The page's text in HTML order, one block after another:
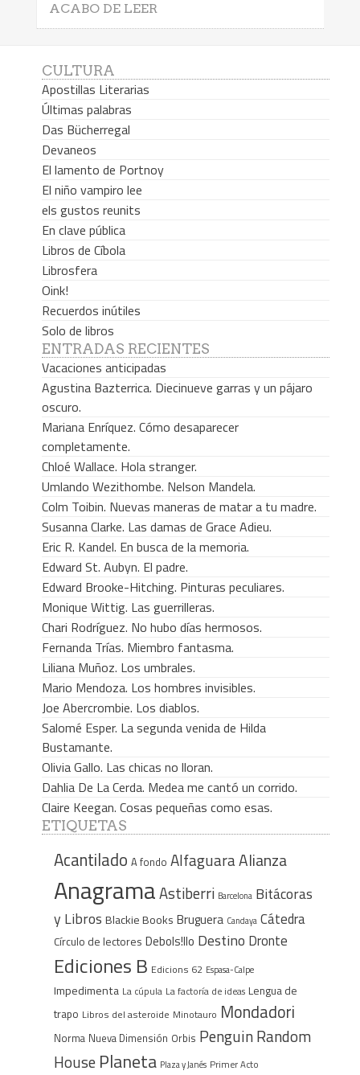
ACABO DE LEER
CULTURA
Apostillas Literarias
Últimas palabras
Das Bücherregal
Devaneos
El lamento de Portnoy
El niño vampiro lee
els gustos reunits
En clave pública
Libros de Cíbola
Librosfera
Oink!
Recuerdos inútiles
Solo de libros
ENTRADAS RECIENTES
Vacaciones anticipadas
Agustina Bazterrica. Diecinueve garras y un pájaro
oscuro.
Mariana Enríquez. Cómo desaparecer
completamente.
Chloé Wallace. Hola stranger.
Umlando Wezithombe. Nelson Mandela.
Colm Toibin. Nuevas maneras de matar a tu madre.
Susanna Clarke. Las damas de Grace Adieu.
Eric R. Kandel. En busca de la memoria.
Edward St. Aubyn. El padre.
Edward Brooke-Hitching. Pinturas peculiares.
Monique Wittig. Las guerrilleras.
Chari Rodríguez. No hubo días hermosos.
Fernanda Trías. Miembro fantasma.
Liliana Muñoz. Los umbrales.
Mario Mendoza. Los hombres invisibles.
Joe Abercrombie. Los diablos.
Salomé Esper. La segunda venida de Hilda
Bustamante.
Olivia Gallo. Las chicas no lloran.
Dahlia De La Cerda. Medea me cantó un corrido.
Claire Keegan. Cosas pequeñas como esas.
ETIQUETAS
Acantilado A fondo AlfaguaraAlianza
AnagramaAstiberri Barcelona Bitácoras
y Libros Blackie Books Bruguera Candaya Cátedra
Círculo de lectores Debols!llo Destino Dronte
Ediciones B Edicions 62 Espasa-Calpe
Impedimenta La cúpula La factoría de ideas Lengua de
trapo Libros del asteroide Minotauro Mondadori
Norma Nueva Dimensión Orbis Penguin Random
House Planeta Plaza y Janés Primer Acto